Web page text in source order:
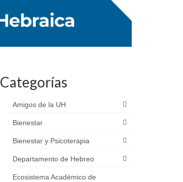
Categorías
Amigos de la UH
Bienestar
Bienestar y Psicoterapia
Departamento de Hebreo
Ecosistema Académico de